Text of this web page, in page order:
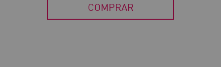
COMPRAR